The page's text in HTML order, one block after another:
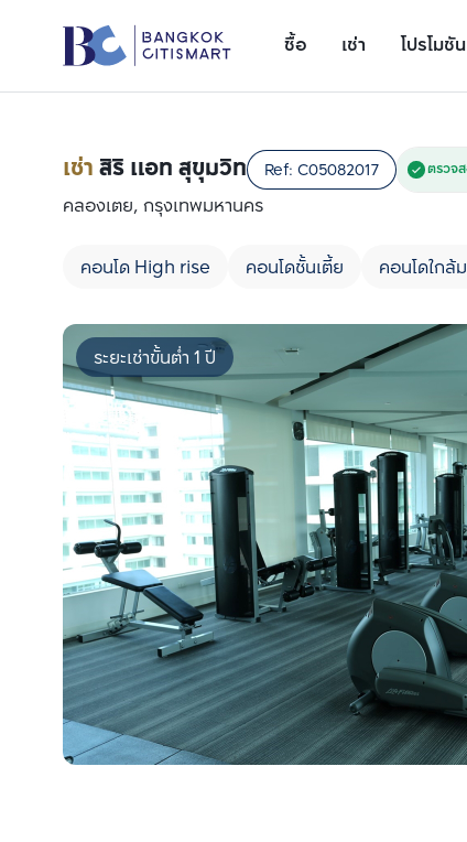
ซื้อ เช่า โปรโมชัน
เช่าสิริ แอท สุขุมวิท Ref: C05082017 ตรวจ
คลองเตย, กรุงเทพมหานคร
คอนโด High rise คอนโดชั้นเตี้ย คอนโดใกล้
ระยะเช่าขั้นต่ำ 1 ปี
เพิ่มยูนิตเปรียบเทียบ
รายการที่ 1